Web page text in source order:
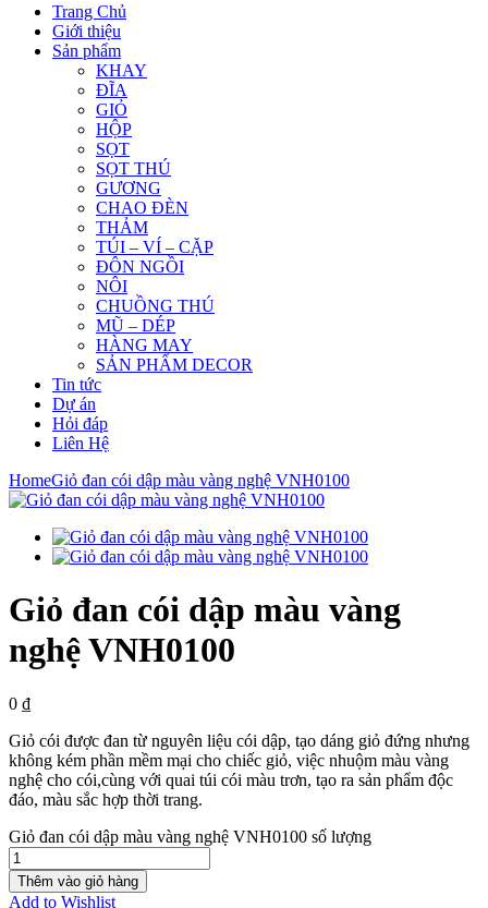
Trang Chủ
Giới thiệu
Sản phẩm
KHAY
ĐĨA
GIỎ
HỘP
SỌT
SỌT THÚ
GƯƠNG
CHAO ĐÈN
THẢM
TÚI – VÍ – CẶP
ĐÔN NGỒI
NÔI
CHUỒNG THÚ
MŨ – DÉP
HÀNG MAY
SẢN PHẨM DECOR
Tin tức
Dự án
Hỏi đáp
Liên Hệ
HomeGiỏ đan cói dập màu vàng nghệ VNH0100
Giỏ đan cói dập màu vàng
nghệ VNH0100
0 ₫
Giỏ cói được đan từ nguyên liệu cói dập, tạo dáng giỏ đứng nhưng
không kém phần mềm mại cho chiếc giỏ, việc nhuộm màu vàng
nghệ cho cói,cùng với quai túi cói màu trơn, tạo ra sản phẩm độc
đáo, màu sắc hợp thời trang.
Giỏ đan cói dập màu vàng nghệ VNH0100 số lượng
Thêm vào giỏ hàng
Add to Wishlist